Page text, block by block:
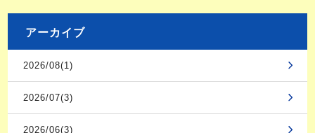
アーカイブ
2026/08(1)
2026/07(3)
2026/06(3)